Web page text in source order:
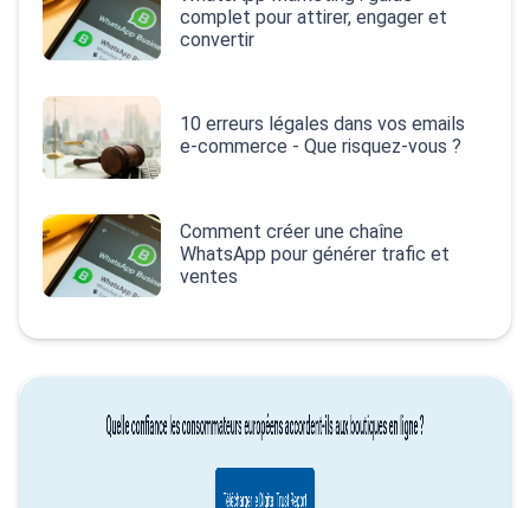
complet pour attirer, engager et
convertir
10 erreurs légales dans vos emails
e‑commerce - Que risquez-vous ?
Comment créer une chaîne
WhatsApp pour générer trafic et
ventes